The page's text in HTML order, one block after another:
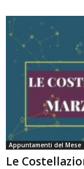
Appuntamenti del Mese
Le